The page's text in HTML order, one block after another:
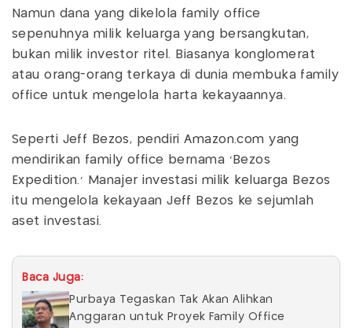
Namun dana yang dikelola family office
sepenuhnya milik keluarga yang bersangkutan,
bukan milik investor ritel. Biasanya konglomerat
atau orang-orang terkaya di dunia membuka family
office untuk mengelola harta kekayaannya.
Seperti Jeff Bezos, pendiri Amazon.com yang
mendirikan family office bernama ‘Bezos
Expedition.’ Manajer investasi milik keluarga Bezos
itu mengelola kekayaan Jeff Bezos ke sejumlah
aset investasi.
Baca Juga:
Purbaya Tegaskan Tak Akan Alihkan
Anggaran untuk Proyek Family Office